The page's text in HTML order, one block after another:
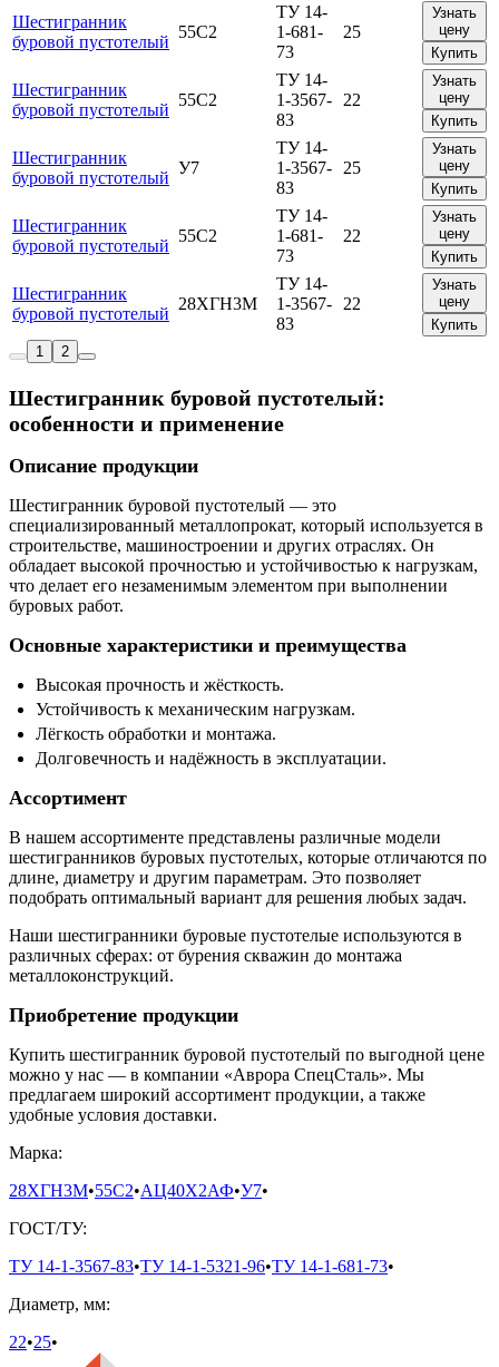
Шестигранник
буровой пустотелый
55С2
ТУ 14-
1-681-
73
25
Узнать
цену
Купить
Шестигранник
буровой пустотелый
55С2
ТУ 14-
1-3567-
83
22
Узнать
цену
Купить
Шестигранник
буровой пустотелый
У7
ТУ 14-
1-3567-
83
25
Узнать
цену
Купить
Шестигранник
буровой пустотелый
55С2
ТУ 14-
1-681-
73
22
Узнать
цену
Купить
Шестигранник
буровой пустотелый
28ХГН3М
ТУ 14-
1-3567-
83
22
Узнать
цену
Купить
1
2
Шестигранник буровой пустотелый:
особенности и применение
Описание продукции
Шестигранник буровой пустотелый — это
специализированный металлопрокат, который используется в
строительстве, машиностроении и других отраслях. Он
обладает высокой прочностью и устойчивостью к нагрузкам,
что делает его незаменимым элементом при выполнении
буровых работ.
Основные характеристики и преимущества
Высокая прочность и жёсткость.
Устойчивость к механическим нагрузкам.
Лёгкость обработки и монтажа.
Долговечность и надёжность в эксплуатации.
Ассортимент
В нашем ассортименте представлены различные модели
шестигранников буровых пустотелых, которые отличаются по
длине, диаметру и другим параметрам. Это позволяет
подобрать оптимальный вариант для решения любых задач.
Наши шестигранники буровые пустотелые используются в
различных сферах: от бурения скважин до монтажа
металлоконструкций.
Приобретение продукции
Купить шестигранник буровой пустотелый по выгодной цене
можно у нас — в компании «Аврора СпецСталь». Мы
предлагаем широкий ассортимент продукции, а также
удобные условия доставки.
Марка:
28ХГН3М•55С2•АЦ40Х2АФ•У7•
ГОСТ/ТУ:
ТУ 14-1-3567-83•ТУ 14-1-5321-96•ТУ 14-1-681-73•
Диаметр, мм:
22•25•